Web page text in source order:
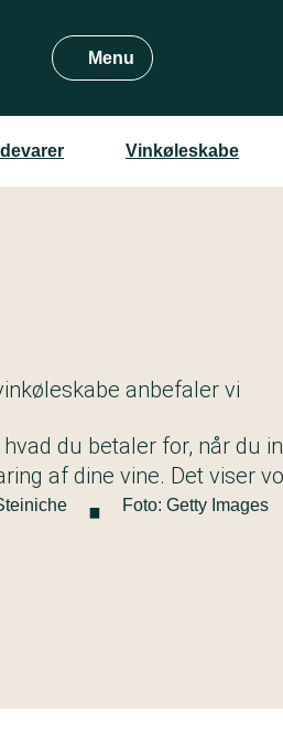
Menu
Vinkøleskabe
anbefaler vi
hvad du betaler for, når du
af dine vine. Det viser
· Foto: Getty Images